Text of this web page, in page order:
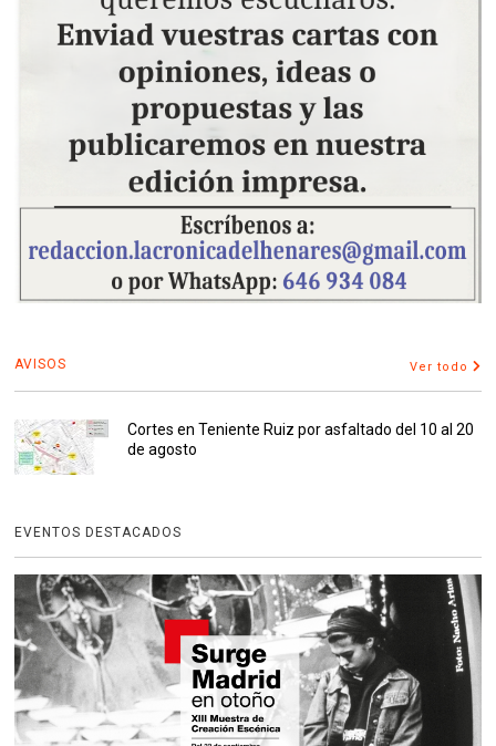
AVISOS Ver todo
Cortes en Teniente Ruiz por asfaltado del 10 al 20
de agosto
EVENTOS DESTACADOS